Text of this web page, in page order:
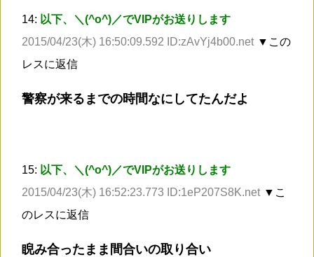
14: 以下、＼(^o^)／でVIPがお送りします
2015/04/23(木) 16:50:09.592 ID:zAvYj4b00.net ▼この
レスに返信
警察が来るまでの時間なにしてたんだよ
15: 以下、＼(^o^)／でVIPがお送りします
2015/04/23(木) 16:52:23.773 ID:1eP207S8K.net ▼こ
のレスに返信
睨み合ったまま間合いの取り合い